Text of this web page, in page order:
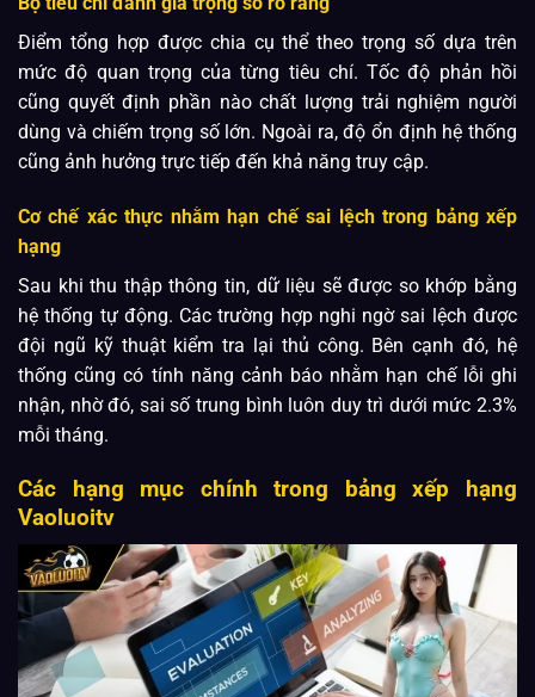
Điểm tổng hợp được chia cụ thể theo trọng số dựa trên
mức độ quan trọng của từng tiêu chí. Tốc độ phản hồi
cũng quyết định phần nào chất lượng trải nghiệm người
dùng và chiếm trọng số lớn. Ngoài ra, độ ổn định hệ thống
cũng ảnh hưởng trực tiếp đến khả năng truy cập.
Cơ chế xác thực nhằm hạn chế sai lệch trong bảng xếp
hạng
Sau khi thu thập thông tin, dữ liệu sẽ được so khớp bằng
hệ thống tự động. Các trường hợp nghi ngờ sai lệch được
đội ngũ kỹ thuật kiểm tra lại thủ công. Bên cạnh đó, hệ
thống cũng có tính năng cảnh báo nhằm hạn chế lỗi ghi
nhận, nhờ đó, sai số trung bình luôn duy trì dưới mức 2.3%
mỗi tháng.
Các hạng mục chính trong bảng xếp hạng
Vaoluoitv